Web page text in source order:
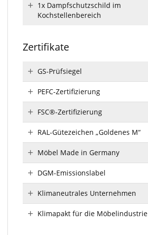
1x Dampfschutzschild im
Kochstellenbereich
Zertifikate
GS-Prüfsiegel
PEFC-Zertifizierung
FSC®-Zertifizierung
RAL-Gütezeichen „Goldenes M“
Möbel Made in Germany
DGM-Emissionslabel
Klimaneutrales Unternehmen
Klimapakt für die Möbelindustrie